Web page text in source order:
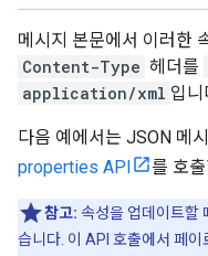
메시지 본문에서 이러한
Content-Type 헤더를
application/xml 입니
다음 예에서는 JSON 메
properties API
를 호
참고: 속성을 업데이트할
습니다. 이 API 호출에서 페이